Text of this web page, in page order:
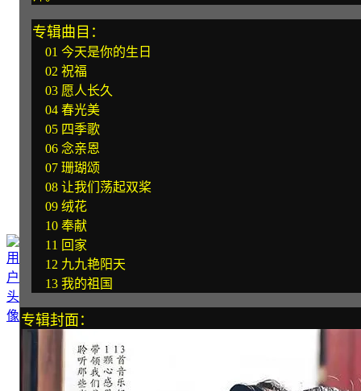
专辑曲目：
01 今天是你的生日
02 祝福
03 愿人长久
04 春光美
05 四季歌
06 念亲恩
07 珊瑚颂
08 让我们荡起双桨
09 绒花
10 奉献
11 回家
12 九九艳阳天
13 我的祖国
专辑封面：